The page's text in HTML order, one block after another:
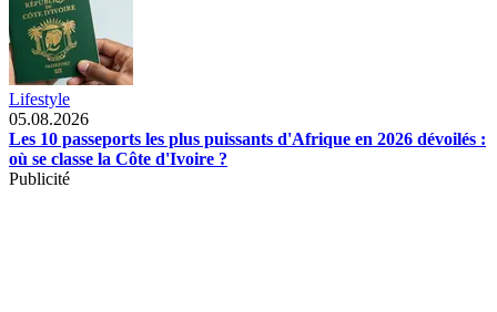
Lifestyle
05.08.2026
Les 10 passeports les plus puissants d'Afrique en 2026 dévoilés :
où se classe la Côte d'Ivoire ?
Publicité